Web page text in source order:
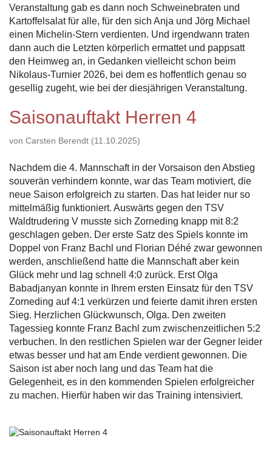
Veranstaltung gab es dann noch Schweinebraten und
Kartoffelsalat für alle, für den sich Anja und Jörg Michael
einen Michelin-Stern verdienten. Und irgendwann traten
dann auch die Letzten körperlich ermattet und pappsatt
den Heimweg an, in Gedanken vielleicht schon beim
Nikolaus-Turnier 2026, bei dem es hoffentlich genau so
gesellig zugeht, wie bei der diesjährigen Veranstaltung.
Saisonauftakt Herren 4
von Carsten Berendt (11.10.2025)
Nachdem die 4. Mannschaft in der Vorsaison den Abstieg
souverän verhindern konnte, war das Team motiviert, die
neue Saison erfolgreich zu starten. Das hat leider nur so
mittelmäßig funktioniert. Auswärts gegen den TSV
Waldtrudering V musste sich Zorneding knapp mit 8:2
geschlagen geben. Der erste Satz des Spiels konnte im
Doppel von Franz Bachl und Florian Déhé zwar gewonnen
werden, anschließend hatte die Mannschaft aber kein
Glück mehr und lag schnell 4:0 zurück. Erst Olga
Babadjanyan konnte in Ihrem ersten Einsatz für den TSV
Zorneding auf 4:1 verkürzen und feierte damit ihren ersten
Sieg. Herzlichen Glückwunsch, Olga. Den zweiten
Tagessieg konnte Franz Bachl zum zwischenzeitlichen 5:2
verbuchen. In den restlichen Spielen war der Gegner leider
etwas besser und hat am Ende verdient gewonnen. Die
Saison ist aber noch lang und das Team hat die
Gelegenheit, es in den kommenden Spielen erfolgreicher
zu machen. Hierfür haben wir das Training intensiviert.